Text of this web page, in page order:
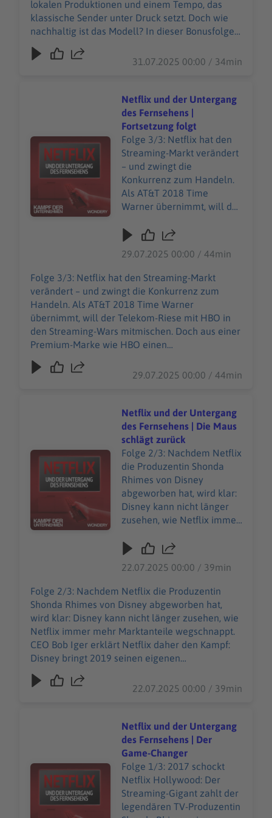
Sehgewohnheiten, den
Rückzug vom Binge-Prinzip
– und darüber, warum auch
rechnen muss. Unsere
Datenschutzrichtlinien
finden Sie unter
https://art19.com/privacy.
Die Datenschutzrichtlinien
für Kalifornien sind unter
https://art19.com/privacy#
do-not-sell-my-info
abrufbar.
lokalen Produktionen und einem Tempo, das
klassische Sender unter Druck setzt. Doch wie
nachhaltig ist das Modell? In dieser Bonusfolge
spricht DWDL-Chefredakteur Thomas Lückerath
über neue Sehgewohnheiten, den Rückzug vom
allgemeinen Datenschutzrichtlinien finden Sie
unter https://art19.com/privacy. Die
Datenschutzrichtlinien für Kalifornien sind unter
https://art19.com/privacy#do-not-sell-my-info
abrufbar.
31.07.2025 00:00 / 34min
Audiotitel - Netflix und der Untergang des Fernsehens |
Netflix und der Untergang
des Fernsehens |
Fortsetzung folgt
Folge 3/3: Netflix hat den
Streaming-Markt verändert
– und zwingt die
Konkurrenz zum Handeln.
Als AT&T 2018 Time
Warner übernimmt, will der
den Streaming-Wars
Premium-Marke wie HBO
einen massentauglichen
Dienst zu formen, ist eine
gewaltige Herausforderung
– vor allem mitten in der
Pandemie.Während das
Marketing kämpft und
Angreifer ins Blickfeld: ein
Unterhaltung liebt – und
große Pläne hat...Folge
„Kampf der Unternehmen“
jetzt in deiner Podcast-App,
um keine Folge zu
verpassen. Unsere
allgemeinen
Datenschutzrichtlinien
finden Sie unter
https://art19.com/privacy.
Die Datenschutzrichtlinien
für Kalifornien sind unter
https://art19.com/privacy#
abrufbar.
29.07.2025 00:00 / 44min
Folge 3/3: Netflix hat den Streaming-Markt
verändert – und zwingt die Konkurrenz zum
Handeln. Als AT&T 2018 Time Warner
übernimmt, will der Telekom-Riese mit HBO in
den Streaming-Wars mitmischen. Doch aus einer
Premium-Marke wie HBO einen
massentauglichen Dienst zu formen, ist eine
gewaltige Herausforderung – vor allem mitten in
nächste Angreifer ins Blickfeld: ein Unternehmer,
der seichte Unterhaltung liebt – und große Pläne
hat...Folge „Kampf der Unternehmen“ jetzt in
deiner Podcast-App, um keine Folge zu
verpassen. Unsere allgemeinen
Datenschutzrichtlinien finden Sie unter
https://art19.com/privacy. Die
Datenschutzrichtlinien für Kalifornien sind unter
https://art19.com/privacy#do-not-sell-my-info
abrufbar.
29.07.2025 00:00 / 44min
Audiotitel - Netflix und der Untergang des Fernsehens |
Netflix und der Untergang
des Fernsehens | Die Maus
schlägt zurück
Folge 2/3: Nachdem Netflix
die Produzentin Shonda
Rhimes von Disney
abgeworben hat, wird klar:
Disney kann nicht länger
zusehen, wie Netflix immer
wegschnappt. CEO Bob Iger
Kampf: Disney bringt 2019
seinen eigenen
Streamingdienst auf den
Markt – Disney+. Mit einer
weltbekannten Marke und
einer riesigen Content-
Bibliothek im Rücken
scheint Disney eine
Netflix zu sein. Aber das
umzukrempeln ist
komplizierter als gedacht –
und ein chaotischer
Führungswechsel bringt
noch mehr Drama in
Disneys Streaming-
Offensive.Folge „Kampf der
Unternehmen“ jetzt in
22.07.2025 00:00 / 39min
Folge 2/3: Nachdem Netflix die Produzentin
Shonda Rhimes von Disney abgeworben hat,
wird klar: Disney kann nicht länger zusehen, wie
Netflix immer mehr Marktanteile wegschnappt.
CEO Bob Iger erklärt Netflix daher den Kampf:
Disney bringt 2019 seinen eigenen
Streamingdienst auf den Markt – Disney+. Mit
einer weltbekannten Marke und einer riesigen
Aber das gesamte Geschäftsmodell
umzukrempeln ist komplizierter als gedacht –
und ein chaotischer Führungswechsel bringt
noch mehr Drama in Disneys Streaming-
Offensive.Folge „Kampf der Unternehmen“ jetzt
in deiner Podcast-App, um keine Folge zu
verpassen. Unsere allgemeinen
22.07.2025 00:00 / 39min
Audiotitel - Netflix und der Untergang des Fernsehens |
Netflix und der Untergang
des Fernsehens | Der
Game-Changer
Folge 1/3: 2017 schockt
Netflix Hollywood: Der
Streaming-Gigant zahlt der
legendären TV-Produzentin